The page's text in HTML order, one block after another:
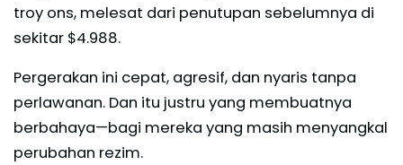
troy ons, melesat dari penutupan sebelumnya di
sekitar $4.988.
Pergerakan ini cepat, agresif, dan nyaris tanpa
perlawanan. Dan itu justru yang membuatnya
berbahaya—bagi mereka yang masih menyangkal
perubahan rezim.